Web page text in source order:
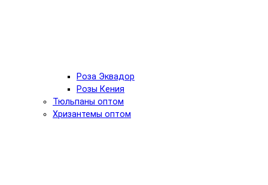
Роза Эквадор
Розы Кения
Тюльпаны оптом
Хризантемы оптом